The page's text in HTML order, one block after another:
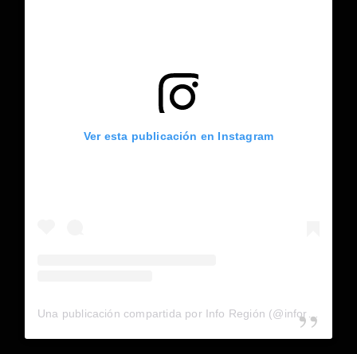
Ver esta publicación en Instagram
Una publicación compartida por Info Región (@inforegion_redes)